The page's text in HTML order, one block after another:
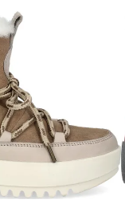
dage, i let sne i
til at være
Skuffende, for